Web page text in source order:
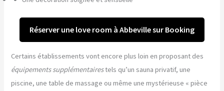
Réserver une love room à Abbeville sur Booking
Certains établissements vont encore plus loin en proposant des
équipements supplémentairestels qu’un sauna privatif, une
piscine, une table de massage ou même une mystérieuse « pièce